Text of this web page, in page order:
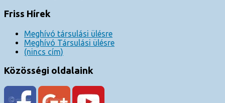
Friss Hírek
Meghívó társulási ülésre
Meghívó Társulási ülésre
(nincs cím)
Közösségi oldalaink